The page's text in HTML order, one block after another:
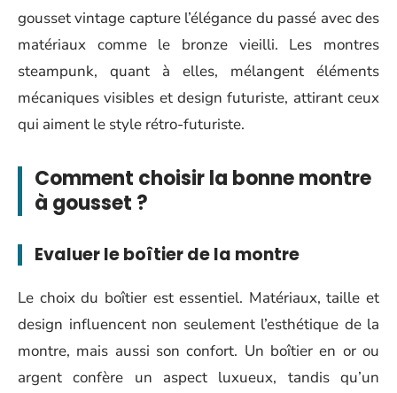
gousset vintage capture l’élégance du passé avec des
matériaux comme le bronze vieilli. Les montres
steampunk, quant à elles, mélangent éléments
mécaniques visibles et design futuriste, attirant ceux
qui aiment le style rétro-futuriste.
Comment choisir la bonne montre
à gousset ?
Evaluer le boîtier de la montre
Le choix du boîtier est essentiel. Matériaux, taille et
design influencent non seulement l’esthétique de la
montre, mais aussi son confort. Un boîtier en or ou
argent confère un aspect luxueux, tandis qu’un